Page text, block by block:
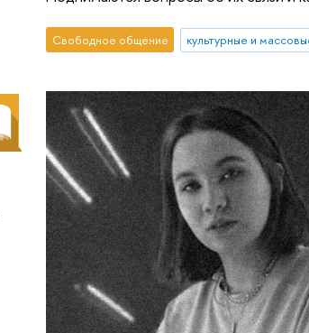
Свободное общение культурные и